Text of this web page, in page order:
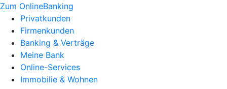
Zum OnlineBanking
Privatkunden
Firmenkunden
Banking & Verträge
Meine Bank
Online-Services
Immobilie & Wohnen